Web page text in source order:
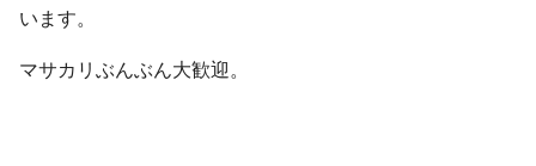
います。
マサカリぶんぶん大歓迎。